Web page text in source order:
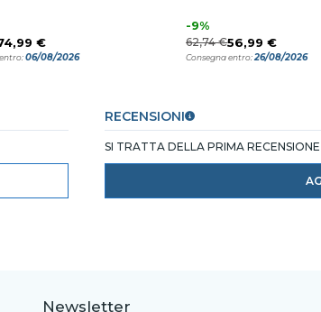
€
06/08/2026
-9%
62,74 €56,99 €
Consegna entro:26/08/2026
RECENSIONI
SI TRATTA DELLA PRIMA
Newsletter